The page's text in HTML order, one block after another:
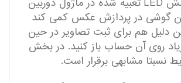
را به وسیله فلش LED تعبیه شده در ماژول دوربین
گوشی در پردازش عکس کمی کند
دلیل هم برای ثبت تصاویر در حین
روی آن حساب باز کنید. در بخش
نسبتا مشابهی برقرار است.